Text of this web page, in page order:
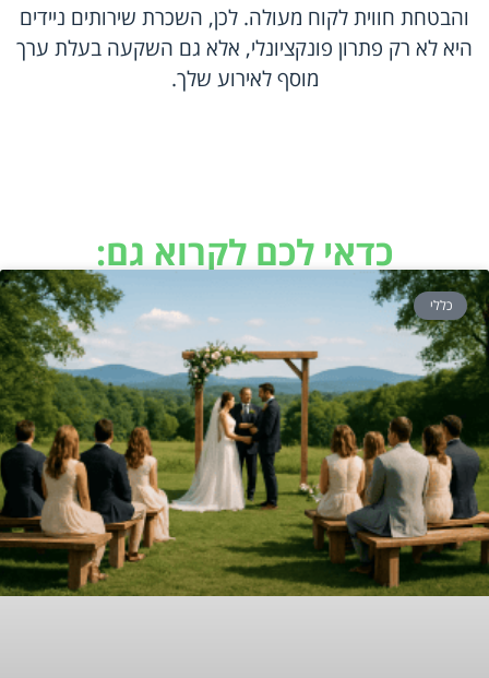
והבטחת חווית לקוח מעולה. לכן, השכרת שירותים ניידים
היא לא רק פתרון פונקציונלי, אלא גם השקעה בעלת ערך
מוסף לאירוע שלך.
כדאי לכם לקרוא גם:
כללי